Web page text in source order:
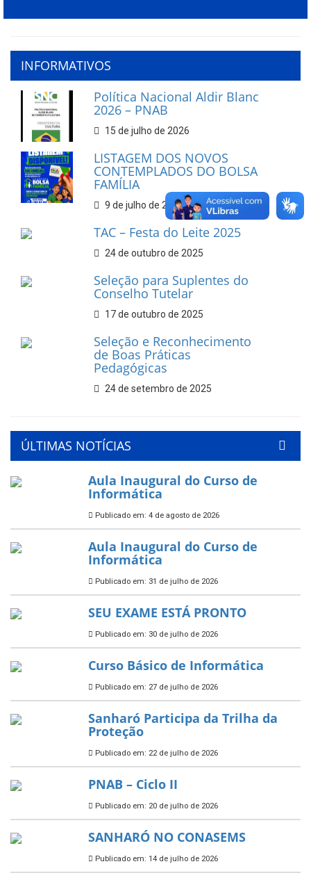
INFORMATIVOS
Política Nacional Aldir Blanc
2026 – PNAB
15 de julho de 2026
LISTAGEM DOS NOVOS
CONTEMPLADOS DO BOLSA
FAMÍLIA
9 de julho de 2026
TAC – Festa do Leite 2025
24 de outubro de 2025
Seleção para Suplentes do
Conselho Tutelar
17 de outubro de 2025
Seleção e Reconhecimento
de Boas Práticas
Pedagógicas
24 de setembro de 2025
ÚLTIMAS NOTÍCIAS
Aula Inaugural do Curso de
Informática
Publicado em: 4 de agosto de 2026
Aula Inaugural do Curso de
Informática
Publicado em: 31 de julho de 2026
SEU EXAME ESTÁ PRONTO
Publicado em: 30 de julho de 2026
Curso Básico de Informática
Publicado em: 27 de julho de 2026
Sanharó Participa da Trilha da
Proteção
Publicado em: 22 de julho de 2026
PNAB – Ciclo II
Publicado em: 20 de julho de 2026
SANHARÓ NO CONASEMS
Publicado em: 14 de julho de 2026